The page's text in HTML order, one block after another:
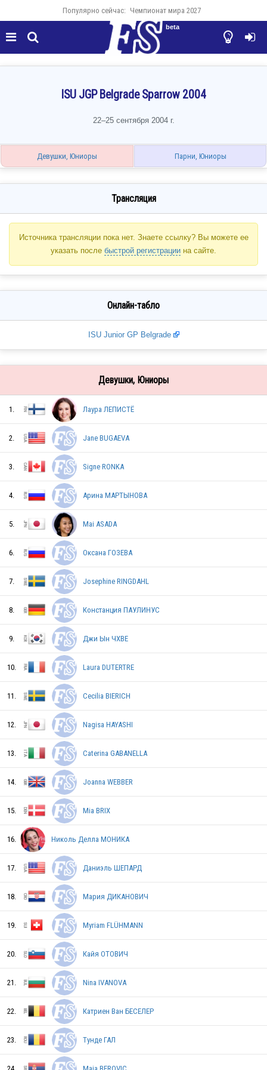
Популярно сейчас: Чемпионат мира 2027
  

beta
ISU JGP Belgrade Sparrow 2004
22–25 сентября 2004 г.
Девушки, Юниоры Парни, Юниоры
Трансляция
Источника трансляции пока нет. Знаете ссылку? Вы можете ее
указать после быстрой регистрации на сайте.
Онлайн-табло
ISU Junior GP Belgrade
Девушки, Юниоры
1.
FIN
Лаура ЛЕПИСТЁ
2.
USA
Jane BUGAEVA
3.
CAN
Signe RONKA
4.
RUS
Арина МАРТЫНОВА
5.
JPN
Mai ASADA
6.
RUS
Оксана ГОЗЕВА
7.
SWE
Josephine RINGDAHL
8.
GER
Констанция ПАУЛИНУС
9.
KOR
Джи Ын ЧХВЕ
10. Laura DUTERTRE
11. Cecilia BIERICH
12. Nagisa HAYASHI
13. Caterina GABANELLA
14. Joanna WEBBER
15. Mia BRIX
16. Николь Делла МОНИКА
17. Даниэль ШЕПАРД
18. Мария ДИКАНОВИЧ
19. Myriam FLÜHMANN
20. Кайя ОТОВИЧ
21. Nina IVANOVA
22. Катриен Ван БЕСЕЛЕР
23. Тунде ГАЛ